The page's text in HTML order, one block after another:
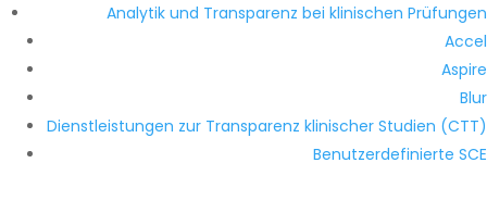
Analytik und Transparenz bei klinischen Prüfungen
Accel
Aspire
Blur
Dienstleistungen zur Transparenz klinischer Studien (CTT)
Benutzerdefinierte SCE